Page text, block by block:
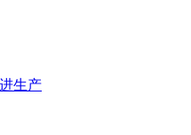
生产